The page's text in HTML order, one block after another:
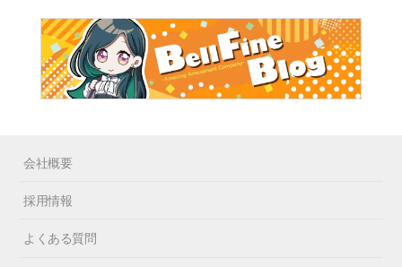
会社概要
採用情報
よくある質問